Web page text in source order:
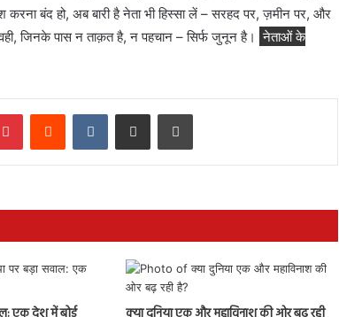
बंद हो, अब बारी है नेता भी हिस्सा लें – सरहद पर, ज़मीन पर, और
जिनके पास न ताक़त है, न पहचान – सिर्फ जुनून है। नेताओं के
PinterestReddit VKontakteShare via Email Print